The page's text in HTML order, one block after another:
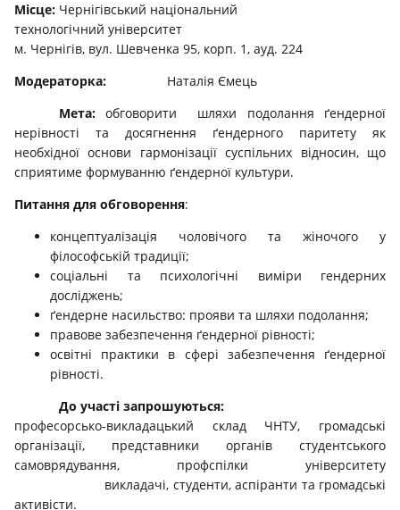
Місце: Чернігівський національний
технологічний університет
м. Чернігів, вул. Шевченка 95, корп. 1, ауд. 224
Модераторка: Наталія Ємець
Мета:обговорити шляхи подолання ґендерної
нерівності та досягнення ґендерного паритету як
необхідної основи гармонізації суспільних відносин, що
сприятиме формуванню ґендерної культури.
Питання для обговорення:
концептуалізація чоловічого та жіночого у
філософській традиції;
соціальні та психологічні виміри гендерних
досліджень;
ґендерне насильство: прояви та шляхи подолання;
правове забезпечення ґендерної рівності;
освітні практики в сфері забезпечення ґендерної
рівності.
До участі запрошуються:
професорсько-викладацький склад ЧНТУ, громадські
організації, представники органів студентського
самоврядування, профспілки університету
викладачі, студенти, аспіранти та громадські
активісти.